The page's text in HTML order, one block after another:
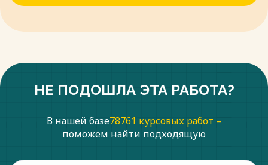
НЕ ПОДОШЛА ЭТА РАБОТА?
В нашей базе78761 курсовых работ –
поможем найти подходящую